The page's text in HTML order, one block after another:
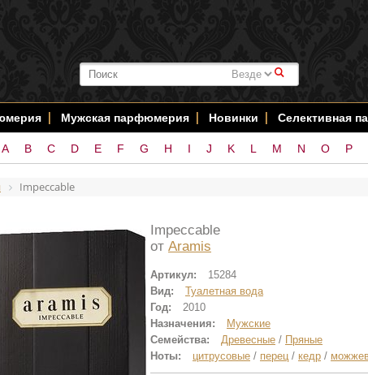
#
Мужская парфюмерия Новинки Селективная
A B C D E F G H I J K L M N O P
Impeccable
Impeccable
от Aramis
Артикул:
15284
Вид:
Туалетная вода
Год:
2010
Назначения:
Мужские
Семейства:
Древесные / Пряные
Ноты:
цитрусовые / перец / кедр /